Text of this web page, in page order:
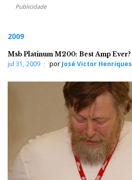
Publicidade
2009
Msb Platinum M200: Best Amp Ever?
jul 31, 2009 por José Victor Henriques